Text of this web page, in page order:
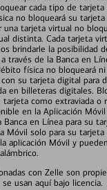
cada tipo de tarjeta
no bloqueará su
una tarjeta virtual no
distinta. Cada tarjeta
brindarle la posibilidad
través de la Banca en
física no bloqueará
su tarjeta digital para
en billeteras digitales.
como extraviada o
en la Aplicación
Banca en Línea para su
Móvil solo para su
aplicación Móvil y
con Zelle son
usan aquí bajo licencia.